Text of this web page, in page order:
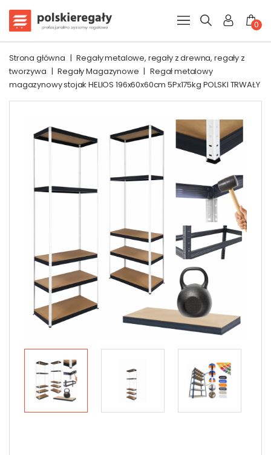
0
Strona główna | Regały metalowe, regały z drewna, regały z
tworzywa | Regały Magazynowe | Regał metalowy
magazynowy stojak HELIOS 196x60x60cm 5Px175kg POLSKI TRWAŁY